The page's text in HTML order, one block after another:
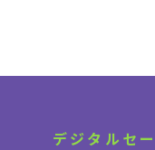
デジタルセ